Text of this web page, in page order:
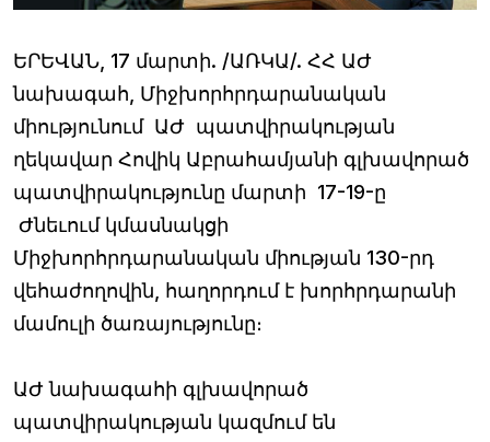
ԵՐԵՎԱՆ, 17 մարտի. /ԱՌԿԱ/. ՀՀ ԱԺ
նախագահ, Միջխորհրդարանական
միությունում ԱԺ պատվիրակության
ղեկավար Հովիկ Աբրահամյանի գլխավորած
պատվիրակությունը մարտի 17-19-ը
Ժնեւում կմասնակցի
Միջխորհրդարանական միության 130-րդ
վեհաժողովին, հաղորդում է խորհրդարանի
մամուլի ծառայությունը։
ԱԺ նախագահի գլխավորած
պատվիրակության կազմում են